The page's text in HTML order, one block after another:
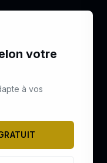
votre
à vos